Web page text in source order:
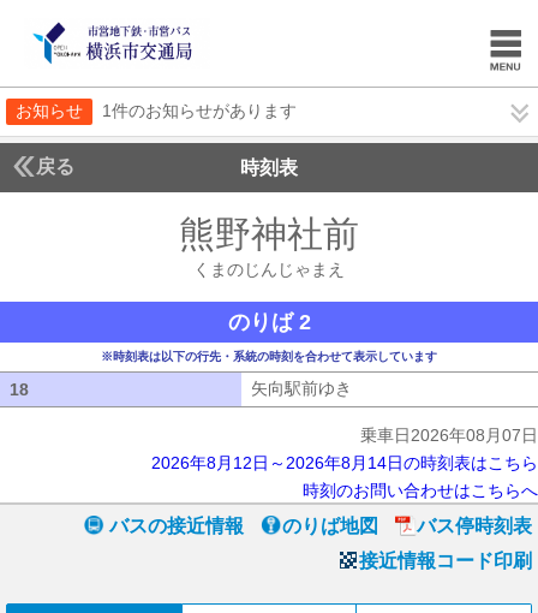
お知らせ 1件のお知らせがあります
戻る 時刻表
熊野神社前
くまのじんじゃまえ
のりば 2
※時刻表は以下の行先・系統の時刻を合わせて表示しています
18 矢向駅前ゆき
乗車日2026年08月07日
2026年8月12日～2026年8月14日の時刻表はこちら
時刻のお問い合わせはこちらへ
バスの接近情報 のりば地図
バス停時刻表
接近情報コード印刷